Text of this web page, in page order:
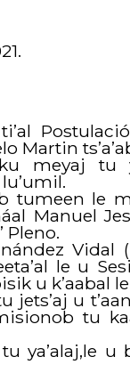
Martin
meyaj tu
tumeen le
Manuel
Pleno.
Vidal
le u
u k’aabal
jets’aj u
tu
ya’alaj,le u